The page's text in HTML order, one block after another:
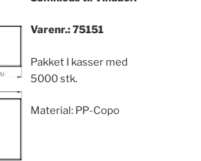
Varenr.: 75151
Pakket I kasser med
5000 stk.
Material: PP-Copo